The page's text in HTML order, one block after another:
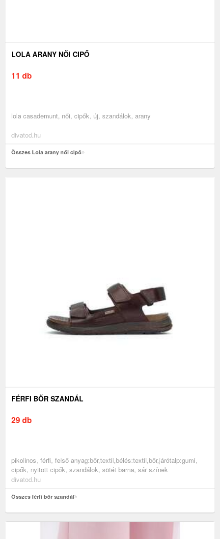
LOLA ARANY NŐI CIPŐ
11 db
lola casademunt, női, cipők, új, szandálok, arany
divatod.hu
Összes Lola arany női cipő
FÉRFI BŐR SZANDÁL
29 db
pikolinos, férfi, felső anyag:bőr,textil,bélés:textil,bőr,járótalp:gumi,
cipők, nyitott cipők, szandálok, sötét barna, sár színek
divatod.hu
Összes férfi bőr szandál